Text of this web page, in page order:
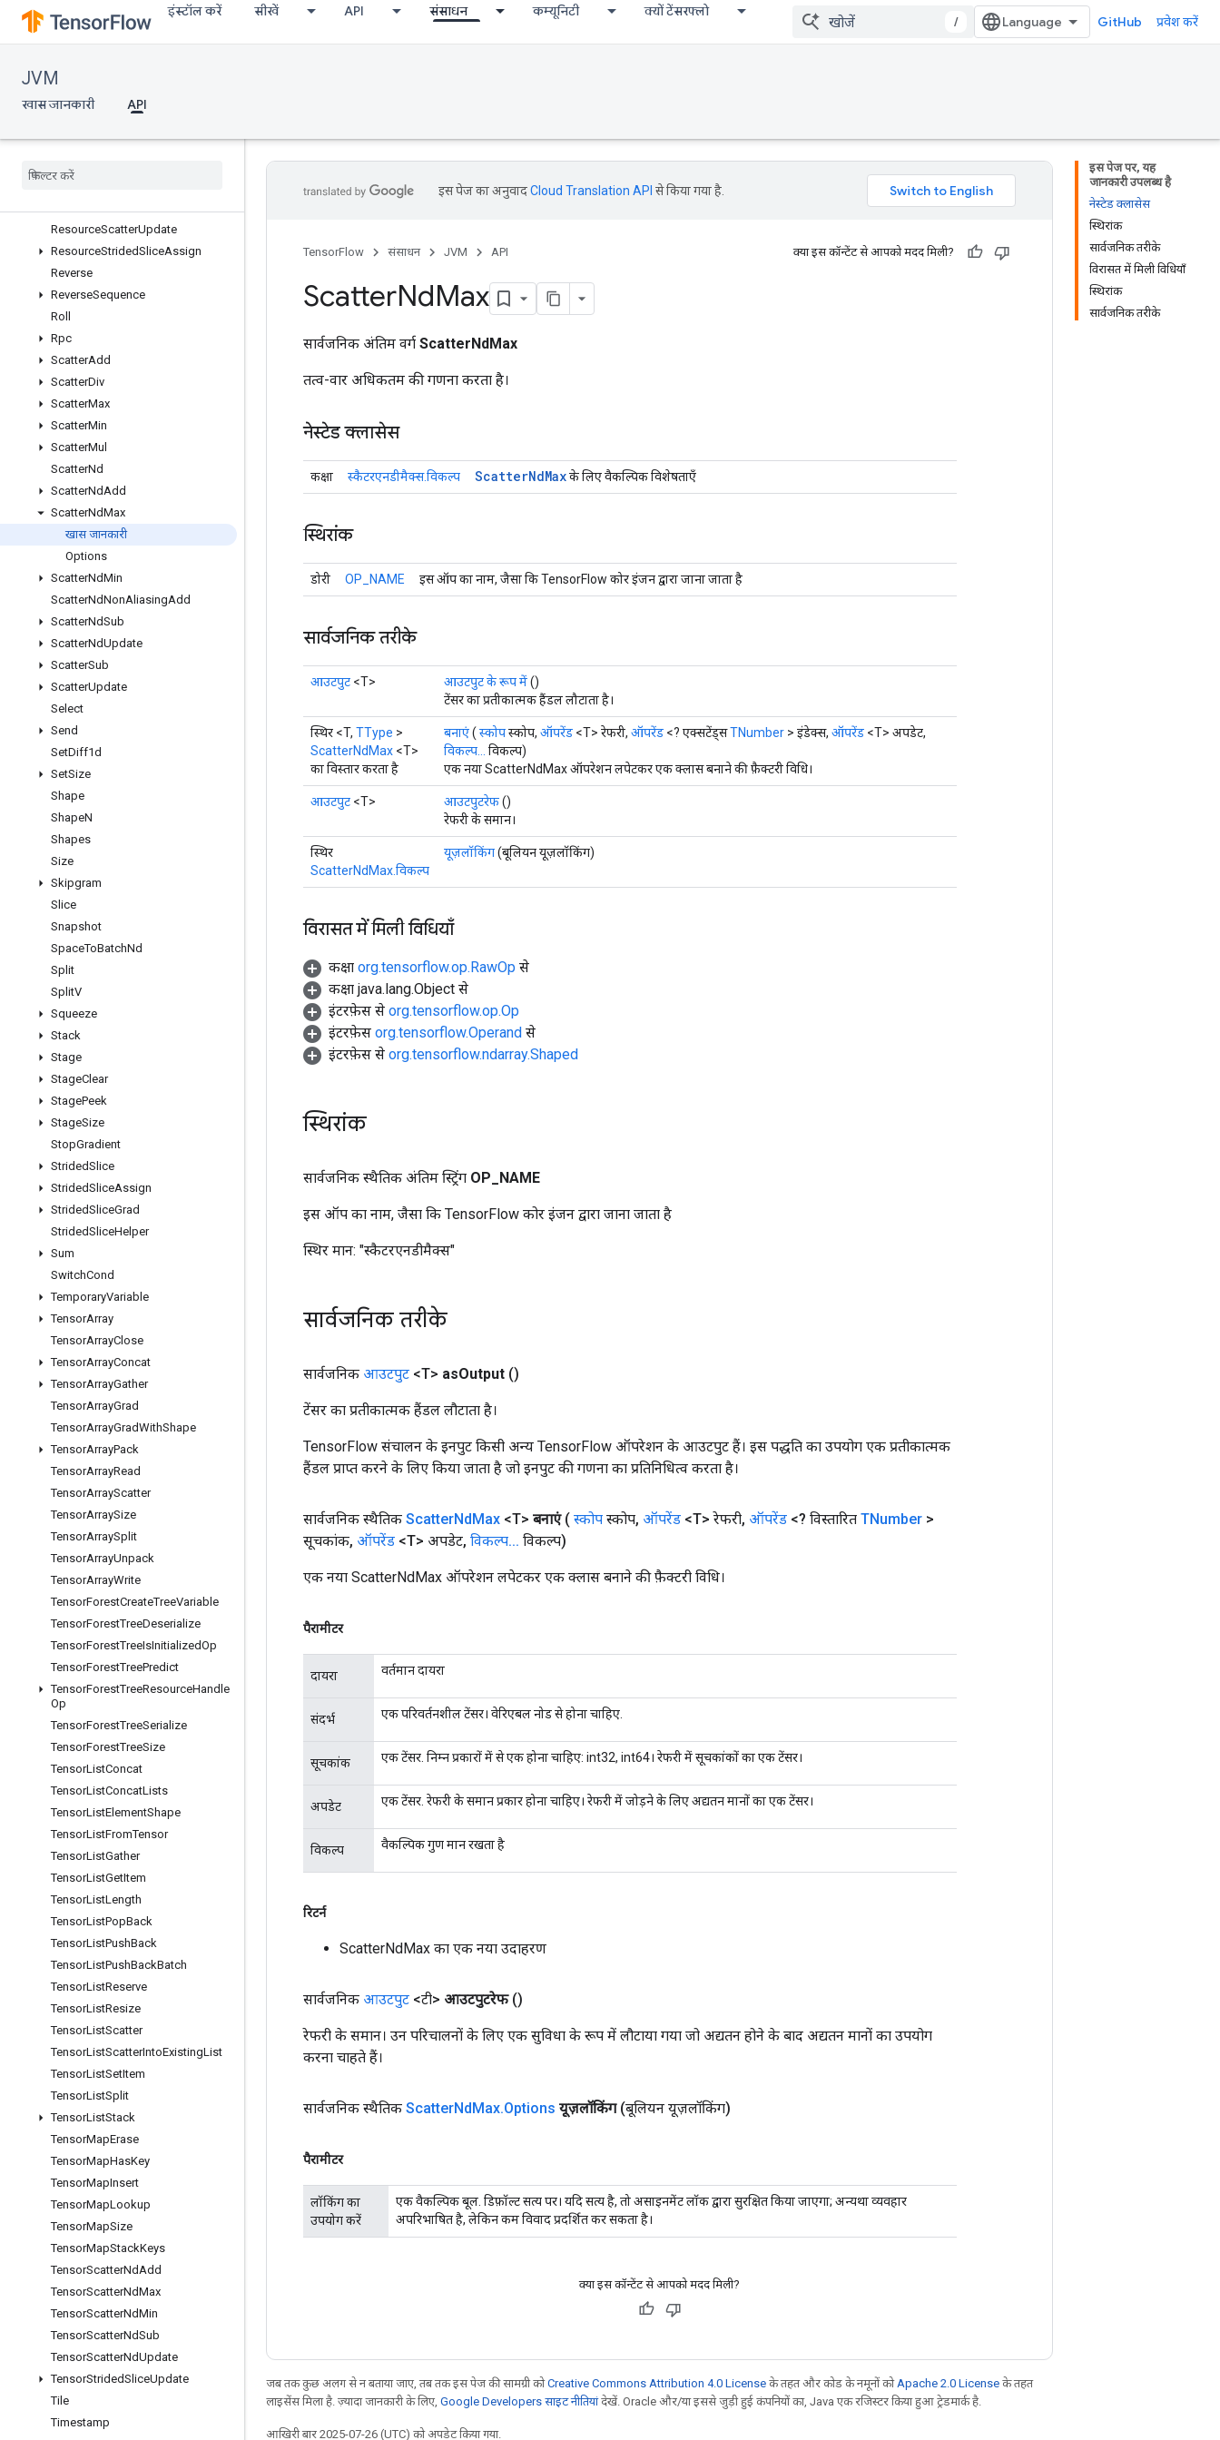
इंस्टॉल करें सीखें API संसाधन कम्यूनिटी क्यों टेंसरफ्लो
/ GitHub प्रवेश करें
JVM
खास जानकारी API
ResourceScatterDiv
ResourceScatterMax
ResourceScatterMul
ResourceScatterNdAdd
ResourceScatterNdMin
ResourceScatterUpdate
ResourceStridedSliceAssign
Reverse
ReverseSequence
Roll
Rpc
ScatterAdd
ScatterDiv
ScatterMax
ScatterMin
ScatterMul
ScatterNd
ScatterNdAdd
ScatterNdMax
खास जानकारी
Options
ScatterNdMin
ScatterNdNonAliasingAdd
ScatterNdSub
ScatterNdUpdate
ScatterSub
ScatterUpdate
Select
Send
SetDiff1d
SetSize
Shape
ShapeN
Shapes
Size
Skipgram
Slice
Snapshot
SpaceToBatchNd
Split
SplitV
Squeeze
Stack
Stage
StageClear
StagePeek
StageSize
StopGradient
StridedSlice
StridedSliceAssign
StridedSliceGrad
StridedSliceHelper
Sum
SwitchCond
TemporaryVariable
TensorArray
TensorArrayClose
TensorArrayConcat
TensorArrayGather
TensorArrayGrad
TensorArrayGradWithShape
TensorArrayPack
TensorArrayRead
TensorArrayScatter
TensorArraySize
TensorArraySplit
TensorArrayUnpack
TensorArrayWrite
TensorForestCreateTreeVariable
TensorForestTreeDeserialize
TensorForestTreeIsInitializedOp
TensorForestTreePredict
TensorForestTreeResourceHandle
Op
TensorForestTreeSerialize
TensorForestTreeSize
TensorListConcat
TensorListConcatLists
TensorListElementShape
TensorListFromTensor
TensorListGather
TensorListGetItem
TensorListLength
TensorListPopBack
TensorListPushBack
TensorListPushBackBatch
TensorListReserve
TensorListResize
TensorListScatter
TensorListScatterIntoExistingList
TensorListSetItem
TensorListSplit
TensorListStack
TensorMapErase
TensorMapHasKey
TensorMapInsert
TensorMapLookup
TensorMapSize
TensorMapStackKeys
TensorScatterNdAdd
TensorScatterNdMax
TensorScatterNdMin
TensorScatterNdSub
TensorScatterNdUpdate
TensorStridedSliceUpdate
Tile
Timestamp
इस पेज पर, यह
जानकारी उपलब्ध है
नेस्टेड क्लासेस
स्थिरांक
सार्वजनिक तरीके
विरासत में मिली विधियाँ
स्थिरांक
सार्वजनिक तरीके
इस पेज का अनुवादCloud Translation API से किया गया है.
TensorFlow संसाधन JVM API क्या इस कॉन्टेंट से आपको मदद मिली?
ScatterNdMax
सार्वजनिक अंतिम वर्ग ScatterNdMax
तत्व-वार अधिकतम की गणना करता है।
नेस्टेड क्लासेस
कक्षा स्कैटरएनडीमैक्स.विकल्प ScatterNdMaxके लिए वैकल्पिक विशेषताएँ
स्थिरांक
डोरी OP_NAME इस ऑप का नाम, जैसा कि TensorFlow कोर इंजन द्वारा जाना जाता है
सार्वजनिक तरीके
आउटपुट <T> आउटपुट के रूप में()
टेंसर का प्रतीकात्मक हैंडल लौटाता है।
स्थिर <T, TType >
ScatterNdMax <T>
का विस्तार करता है
बनाएं( स्कोपस्कोप, ऑपरेंड <T> रेफरी, ऑपरेंड <? एक्सटेंड्सTNumber > इंडेक्स, ऑपरेंड <T> अपडेट,
विकल्प...
विकल्प)
एक नया ScatterNdMax ऑपरेशन लपेटकर एक क्लास बनाने की फ़ैक्टरी विधि।
आउटपुट <T> आउटपुटरेफ()
रेफरी के समान।
स्थिर
ScatterNdMax.विकल्प
यूज़लॉकिंग(बूलियन यूज़लॉकिंग)
विरासत में मिली विधियाँ
कक्षा org.tensorflow.op.RawOp से
कक्षा java.lang.Object से
इंटरफ़ेस से org.tensorflow.op.Op
इंटरफ़ेस org.tensorflow.Operand से
इंटरफ़ेस से org.tensorflow.ndarray.Shaped
स्थिरांक
सार्वजनिक स्थैतिक अंतिम स्ट्रिंग OP NAME
इस ऑप का नाम, जैसा कि TensorFlow कोर इंजन द्वारा जाना जाता है
स्थिर मान: "स्कैटरएनडीमैक्स"
सार्वजनिक तरीके
सार्वजनिक आउटपुट <T> asOutput ()
टेंसर का प्रतीकात्मक हैंडल लौटाता है।
TensorFlow संचालन के इनपुट किसी अन्य TensorFlow ऑपरेशन के आउटपुट हैं। इस पद्धति का उपयोग एक प्रतीकात्मक
हैंडल प्राप्त करने के लिए किया जाता है जो इनपुट की गणना का प्रतिनिधित्व करता है।
सार्वजनिक स्थैतिक ScatterNdMax <T> बनाएं ( स्कोप स्कोप, ऑपरेंड <T> रेफरी, ऑपरेंड <? विस्तारित TNumber >
सूचकांक, ऑपरेंड <T> अपडेट, विकल्प... विकल्प)
एक नया ScatterNdMax ऑपरेशन लपेटकर एक क्लास बनाने की फ़ैक्टरी विधि।
पैरामीटर
दायरा वर्तमान दायरा
संदर्भ एक परिवर्तनशील टेंसर। वेरिएबल नोड से होना चाहिए.
सूचकांक एक टेंसर. निम्न प्रकारों में से एक होना चाहिए: int32, int64। रेफरी में सूचकांकों का एक टेंसर।
अपडेट एक टेंसर. रेफरी के समान प्रकार होना चाहिए। रेफरी में जोड़ने के लिए अद्यतन मानों का एक टेंसर।
विकल्प वैकल्पिक गुण मान रखता है
रिटर्न
ScatterNdMax का एक नया उदाहरण
सार्वजनिक आउटपुट <टी> आउटपुटरेफ ()
रेफरी के समान। उन परिचालनों के लिए एक सुविधा के रूप में लौटाया गया जो अद्यतन होने के बाद अद्यतन मानों का उपयोग
करना चाहते हैं।
सार्वजनिक स्थैतिक ScatterNdMax.Options यूज़लॉकिंग (बूलियन यूज़लॉकिंग)
पैरामीटर
लॉकिंग का
उपयोग करें
एक वैकल्पिक बूल. डिफ़ॉल्ट सत्य पर। यदि सत्य है, तो असाइनमेंट लॉक द्वारा सुरक्षित किया जाएगा; अन्यथा व्यवहार
अपरिभाषित है, लेकिन कम विवाद प्रदर्शित कर सकता है।
क्या इस कॉन्टेंट से आपको मदद मिली?
जब तक कुछ अलग से न बताया जाए, तब तक इस पेज की सामग्री कोCreative Commons Attribution 4.0 License के तहत और कोड के नमूनों को Apache 2.0 License के तहत
लाइसेंस मिला है. ज़्यादा जानकारी के लिए, Google Developers साइट नीतियांदेखें. Oracle और/या इससे जुड़ी हुई कंपनियों का, Java एक रजिस्टर किया हुआ ट्रेडमार्क है.
आखिरी बार 2025-07-26 (UTC) को अपडेट किया गया.